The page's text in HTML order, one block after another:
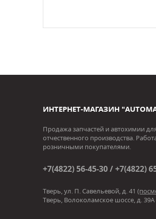
ИНТЕРНЕТ-МАГАЗИН
Продажа запчастей и автохимии
отчественного производства.
розничными покупателями.
+7(4822) 56-45-30 / +7(4822)
Тверь, ул. П. Савельевой, д. 41
Тверь, Волоколамское шоссе, д. 39А